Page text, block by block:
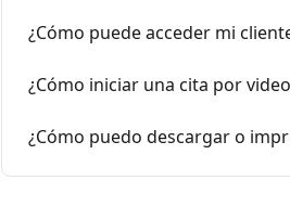
¿Cómo puede acceder mi
¿Cómo iniciar una cita por
¿Cómo puedo descargar o